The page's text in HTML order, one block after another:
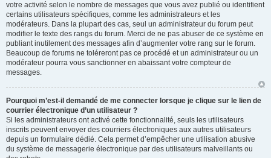
votre activité selon le nombre de messages que vous avez publié ou identifient
certains utilisateurs spécifiques, comme les administrateurs et les
modérateurs. Dans la plupart des cas, seul un administrateur du forum peut
modifier le texte des rangs du forum. Merci de ne pas abuser de ce système en
publiant inutilement des messages afin d’augmenter votre rang sur le forum.
Beaucoup de forums ne toléreront pas ce procédé et un administrateur ou un
modérateur pourra vous sanctionner en abaissant votre compteur de
messages.
Pourquoi m’est-il demandé de me connecter lorsque je clique sur le lien de
courrier électronique d’un utilisateur ?
Si les administrateurs ont activé cette fonctionnalité, seuls les utilisateurs
inscrits peuvent envoyer des courriers électroniques aux autres utilisateurs
depuis un formulaire dédié. Cela permet d’empêcher une utilisation abusive
du système de messagerie électronique par des utilisateurs malveillants ou